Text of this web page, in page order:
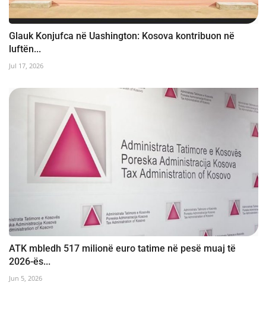
Glauk Konjufca në Uashington: Kosova kontribuon në
luftën...
Jul 17, 2026
ATK mbledh 517 milionë euro tatime në pesë muaj të
2026-ës...
Jun 5, 2026